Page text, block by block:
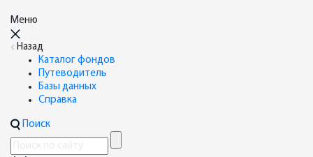
Меню
Назад
Каталог фондов
Путеводитель
Базы данных
Справка
Поиск